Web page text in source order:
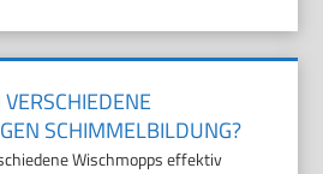
SCHIMMELBILDUNG?
Wischmopps effektiv